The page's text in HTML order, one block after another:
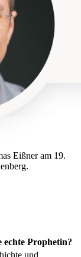
Eißner am 19.
echte Prophetin?
und